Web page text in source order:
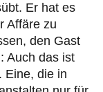
Er hat es
Affäre zu
den Gast
Auch das ist
Eine, die in